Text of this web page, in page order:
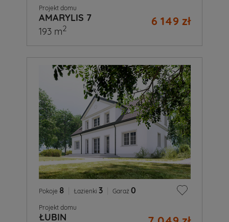
Projekt domu
AMARYLIS 7 6 149 zł
193 m2
Pokoje 8 Łazienki 3 Garaż 0
Projekt domu
ŁUBIN